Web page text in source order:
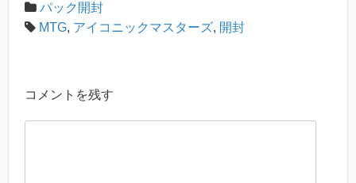
パック開封
MTG, アイコニックマスターズ, 開封
コメントを残す